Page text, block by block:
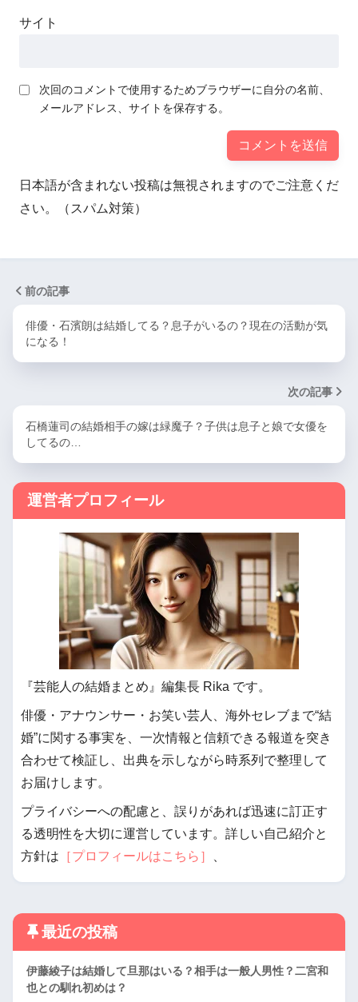
サイト
次回のコメントで使用するためブラウザーに自分の名前、
メールアドレス、サイトを保存する。
日本語が含まれない投稿は無視されますのでご注意くだ
さい。（スパム対策）
前の記事
俳優・石濱朗は結婚してる？息子がいるの？現在の活動が気
になる！
次の記事
石橋蓮司の結婚相手の嫁は緑魔子？子供は息子と娘で女優を
してるの…
運営者プロフィール
『芸能人の結婚まとめ』編集長 Rika です。
俳優・アナウンサー・お笑い芸人、海外セレブまで“結
婚”に関する事実を、一次情報と信頼できる報道を突き
合わせて検証し、出典を示しながら時系列で整理して
お届けします。
プライバシーへの配慮と、誤りがあれば迅速に訂正す
る透明性を大切に運営しています。詳しい自己紹介と
方針は ［プロフィールはこちら］
最近の投稿
伊藤綾子は結婚して旦那はいる？相手は一般人男性？二宮和
也との馴れ初めは？